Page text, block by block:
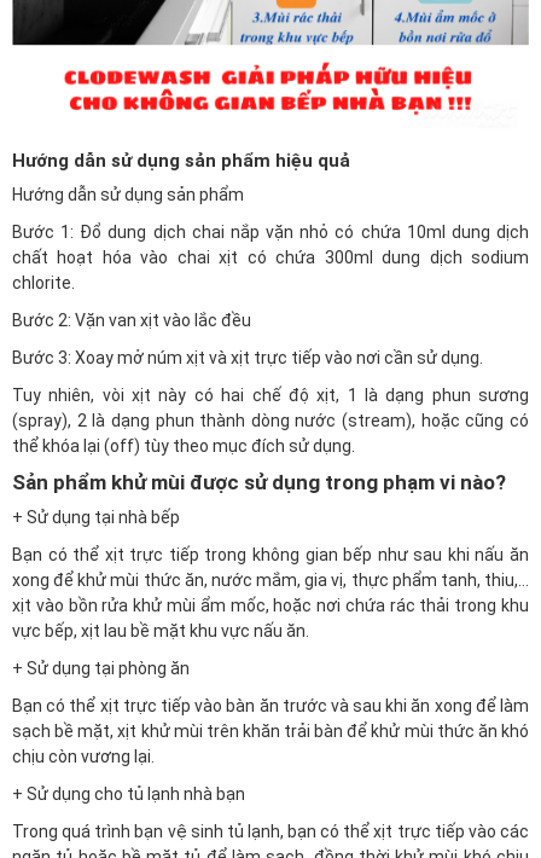
Hướng dẫn sử dụng sản phẩm hiệu quả
Hướng dẫn sử dụng sản phẩm
Bước 1: Đổ dung dịch chai nắp vặn nhỏ có chứa 10ml dung dịch
chất hoạt hóa vào chai xịt có chứa 300ml dung dịch sodium
chlorite.
Bước 2: Vặn van xịt vào lắc đều
Bước 3: Xoay mở núm xịt và xịt trực tiếp vào nơi cần sử dụng.
Tuy nhiên, vòi xịt này có hai chế độ xịt, 1 là dạng phun sương
(spray), 2 là dạng phun thành dòng nước (stream), hoặc cũng có
thể khóa lại (off) tùy theo mục đích sử dụng.
Sản phẩm khử mùi được sử dụng trong phạm vi nào?
+ Sử dụng tại nhà bếp
Bạn có thể xịt trực tiếp trong không gian bếp như sau khi nấu ăn
xong để khử mùi thức ăn, nước mắm, gia vị, thực phẩm tanh, thiu,…
xịt vào bồn rửa khử mùi ẩm mốc, hoặc nơi chứa rác thải trong khu
vực bếp, xịt lau bề mặt khu vực nấu ăn.
+ Sử dụng tại phòng ăn
Bạn có thể xịt trực tiếp vào bàn ăn trước và sau khi ăn xong để làm
sạch bề mặt, xịt khử mùi trên khăn trải bàn để khử mùi thức ăn khó
chịu còn vương lại.
+ Sử dụng cho tủ lạnh nhà bạn
Trong quá trình bạn vệ sinh tủ lạnh, bạn có thể xịt trực tiếp vào các